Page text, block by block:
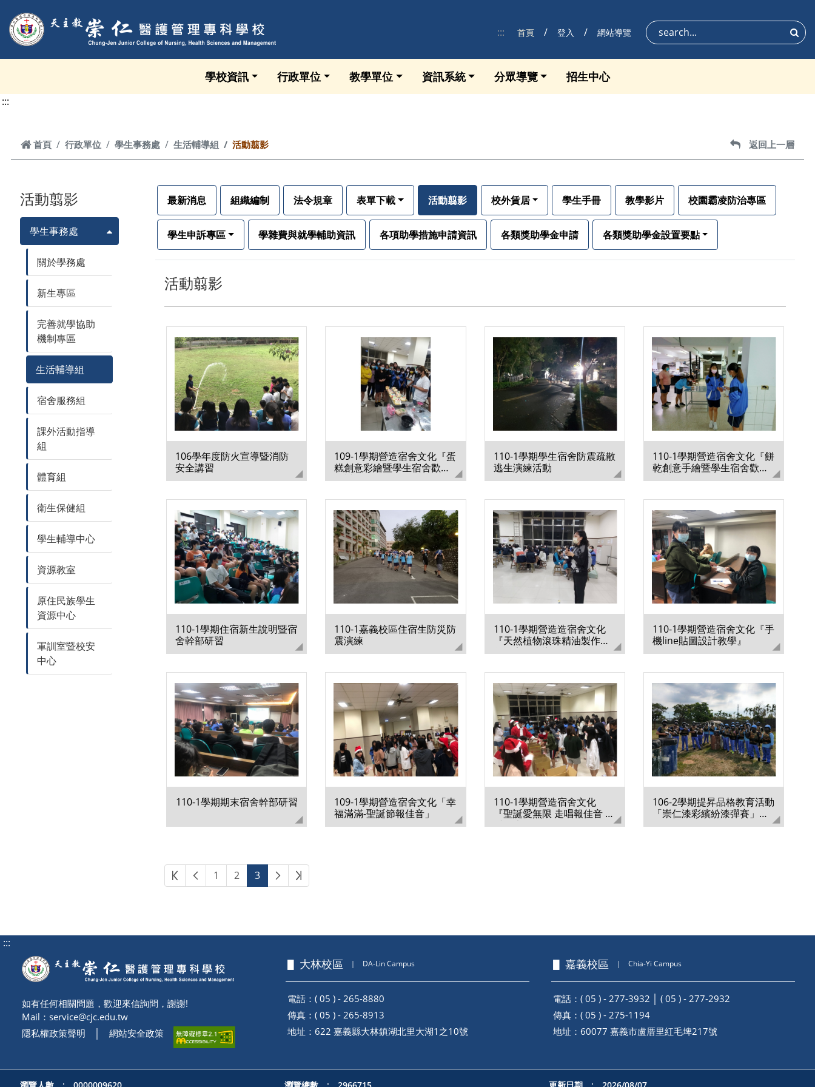
:::
首頁 登入 網站導覽 搜尋
學校資訊 行政單位 教學單位 資訊系統 分眾導覽 招生中心
:::
首頁
首頁 行政單位 學生事務處 生活輔導組 活動翦影 返回上一層
返回上一層
活動翦影
學生事務處
關於學務處
新生專區
完善就學協助
機制專區
生活輔導組
宿舍服務組
課外活動指導
組
體育組
衛生保健組
學生輔導中心
資源教室
原住民族學生
資源中心
軍訓室暨校安
中心
最新消息 組織編制 法令規章 表單下載 活動翦影 校外賃居 學生手冊 教學影片 校園霸凌防治專區
學生申訴專區 學雜費與就學輔助資訊 各項助學措施申請資訊 各類獎助學金申請 各類獎助學金設置要點
活動翦影
106學年度防火宣導暨消防
安全講習
109-1學期營造宿舍文化『蛋
糕創意彩繪暨學生宿舍歡喜
同樂活動』
110-1學期學生宿舍防震疏散
逃生演練活動
110-1學期營造宿舍文化『餅
乾創意手繪暨學生宿舍歡喜
同樂活動』
110-1學期住宿新生說明暨宿
舍幹部研習
110-1嘉義校區住宿生防災防
震演練
110-1學期營造造宿舍文化
『天然植物滾珠精油製作暨
賃居安全教導活動』
110-1學期營造宿舍文化『手
機line貼圖設計教學』
110-1學期期末宿舍幹部研習
109-1學期營造宿舍文化「幸
福滿滿-聖誕節報佳音」
110-1學期營造宿舍文化
『聖誕愛無限 走唱報佳音 傳
愛到崇仁』
106-2學期提昇品格教育活動
「崇仁漆彩繽紛漆彈賽」活
動
第一頁上一頁
1 2 3 下一頁最後頁
:::
如有任何相關問題，歡迎來信詢問，謝謝!
Mail： service@cjc.edu.tw
隱私權政策聲明
網站安全政策
▋ 大林校區 ｜ DA-Lin Campus
電話：( 05 ) - 265-8880
傳真：( 05 ) - 265-8913
地址： 622 嘉義縣大林鎮湖北里大湖1之10號
▋ 嘉義校區 ｜ Chia-Yi Campus
電話：( 05 ) - 277-3932 │ ( 05 ) - 277-2932
傳真：( 05 ) - 275-1194
地址： 60077 嘉義市盧厝里紅毛埤217號